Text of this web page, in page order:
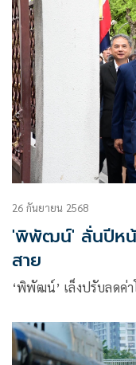
26 กันยายน 2568
'พิพัฒน์' ลั่นปีหน้
สาย
‘พิพัฒน์’ เล็งปรับลดค่